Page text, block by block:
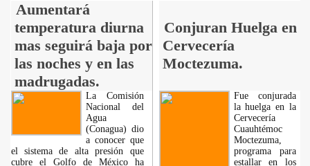
Aumentará
temperatura diurna
mas seguirá baja por
las noches y en las
madrugadas.
Conjuran Huelga en
Cervecería
Moctezuma.
La Comisión
Nacional del
Agua
(Conagua) dio
a conocer que
el sistema de alta presión que
cubre el Golfo de México ha
Fue conjurada
la huelga en la
Cervecería
Cuauhtémoc
Moctezuma,
programa para
estallar en los